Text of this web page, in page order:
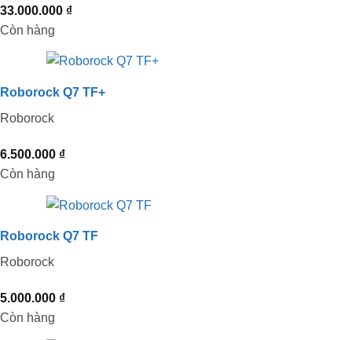
33.000.000 ₫
Còn hàng
Roborock Q7 TF+
Roborock
6.500.000 ₫
Còn hàng
Roborock Q7 TF
Roborock
5.000.000 ₫
Còn hàng